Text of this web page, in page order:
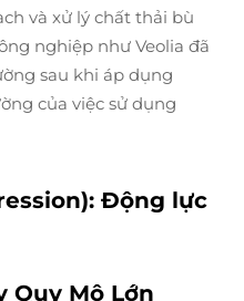
và xử lý chất thải bù
nghiệp như Veolia đã
sau khi áp dụng
của việc sử dụng
Động lực
Quy Mô Lớn